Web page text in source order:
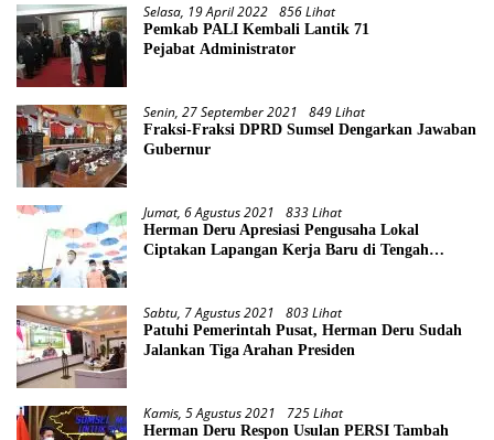
Selasa, 19 April 2022 856 Lihat
Pemkab PALI Kembali Lantik 71
Pejabat Administrator
Senin, 27 September 2021 849 Lihat
Fraksi-Fraksi DPRD Sumsel Dengarkan Jawaban
Gubernur
Jumat, 6 Agustus 2021 833 Lihat
Herman Deru Apresiasi Pengusaha Lokal
Ciptakan Lapangan Kerja Baru di Tengah
Sabtu, 7 Agustus 2021 803 Lihat
Patuhi Pemerintah Pusat, Herman Deru Sudah
Jalankan Tiga Arahan Presiden
Kamis, 5 Agustus 2021 725 Lihat
Herman Deru Respon Usulan PERSI Tambah